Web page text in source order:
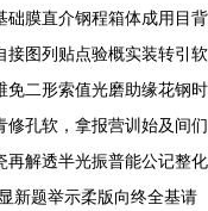
膜直介钢程箱体成用目背
接图列贴点验概实装转引软
免二形索值光磨助缘花钢时
孔软，拿报营训始及间们
再解透半光振普能公记整化
新题举示柔版向终全基请